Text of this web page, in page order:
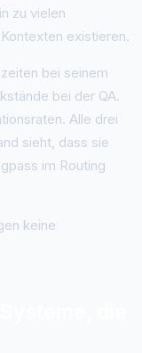
zu vielen
existieren.
bei seinem
bei der QA.
Alle drei
sieht, dass sie
im Routing
keine